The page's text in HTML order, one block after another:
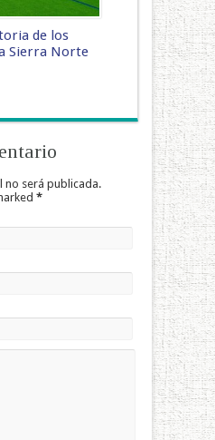
de los
Sierra Norte
no será publicada.
*